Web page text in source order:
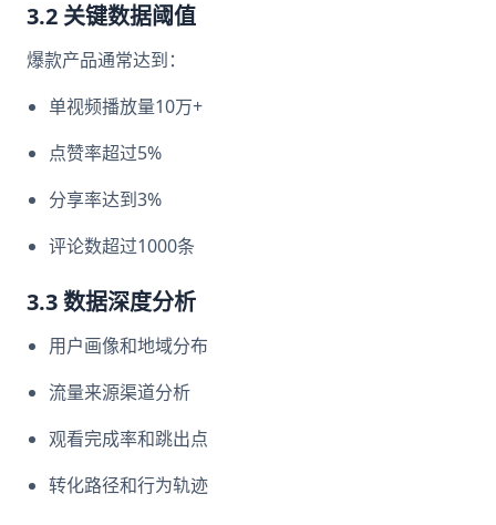
3.2 关键数据阈值
爆款产品通常达到：
单视频播放量10万+
点赞率超过5%
分享率达到3%
评论数超过1000条
3.3 数据深度分析
用户画像和地域分布
流量来源渠道分析
观看完成率和跳出点
转化路径和行为轨迹